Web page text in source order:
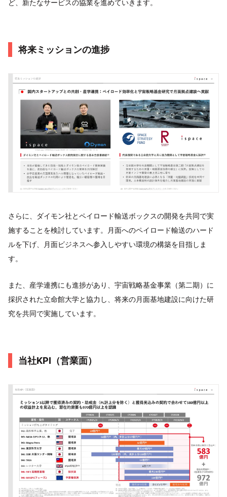
ど、新たなサービスの協業を進めていきます。
将来ミッションの進捗
さらに、ダイモン社とペイロード輸送ボックスの開発を共同で実
施することを検討しています。月面へのペイロード輸送のハード
ルを下げ、月面ビジネスへ参入しやすい環境の構築を目指しま
す。
また、産学連携にも進捗があり、宇宙戦略基金事業（第二期）に
採択された立命館大学と協力し、将来の月面基地建設に向けた研
究を共同で実施しています。
当社KPI（営業面）